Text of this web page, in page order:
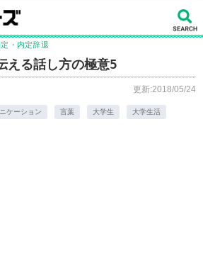
定・内定辞退
える話し方の極意5
更新:2018/05/24
ケーション 言葉 大学生 大学生活